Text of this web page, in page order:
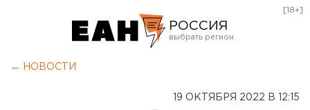
РОССИЯ
[18+]
← НОВОСТИ
19 ОКТЯБРЯ 2022 В 12:15